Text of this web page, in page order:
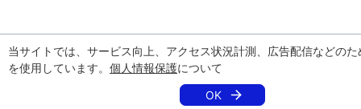
当サイトでは、サービス向上、アクセス状況計測、広告配信などの
を使用しています。 個人情報保護について
OK